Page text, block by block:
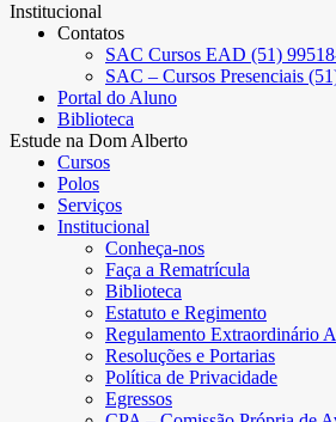
Institucional
Contatos
SAC Cursos EAD (51)
SAC – Cursos Presenciais
Portal do Aluno
Biblioteca
Estude na Dom Alberto
Cursos
Polos
Serviços
Institucional
Conheça-nos
Faça a Rematrícula
Biblioteca
Estatuto e Regimento
Regulamento Extraordinário
Resoluções e Portarias
Política de Privacidade
Egressos